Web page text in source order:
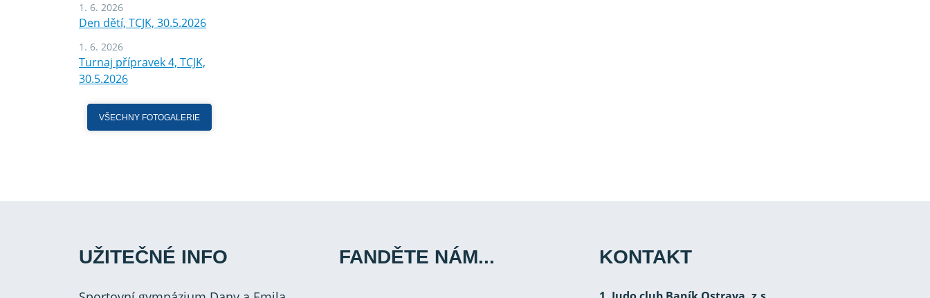
1. 6. 2026
Den dětí, TCJK, 30.5.2026
1. 6. 2026
Turnaj přípravek 4, TCJK,
30.5.2026
VŠECHNY FOTOGALERIE
UŽITEČNÉ INFO FANDĚTE NÁM... KONTAKT